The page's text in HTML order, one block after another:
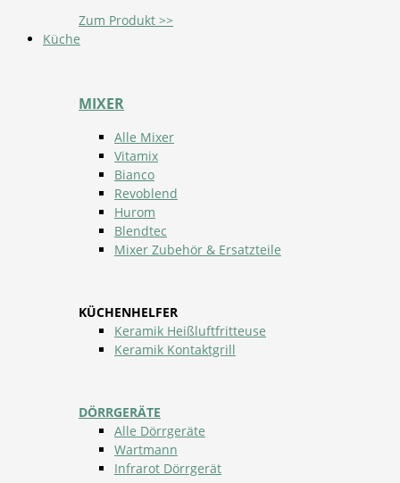
Zum Produkt >>
Küche
MIXER
Alle Mixer
Vitamix
Bianco
Revoblend
Hurom
Blendtec
Mixer Zubehör & Ersatzteile
KÜCHENHELFER
Keramik Heißluftfritteuse
Keramik Kontaktgrill
DÖRRGERÄTE
Alle Dörrgeräte
Wartmann
Infrarot Dörrgerät